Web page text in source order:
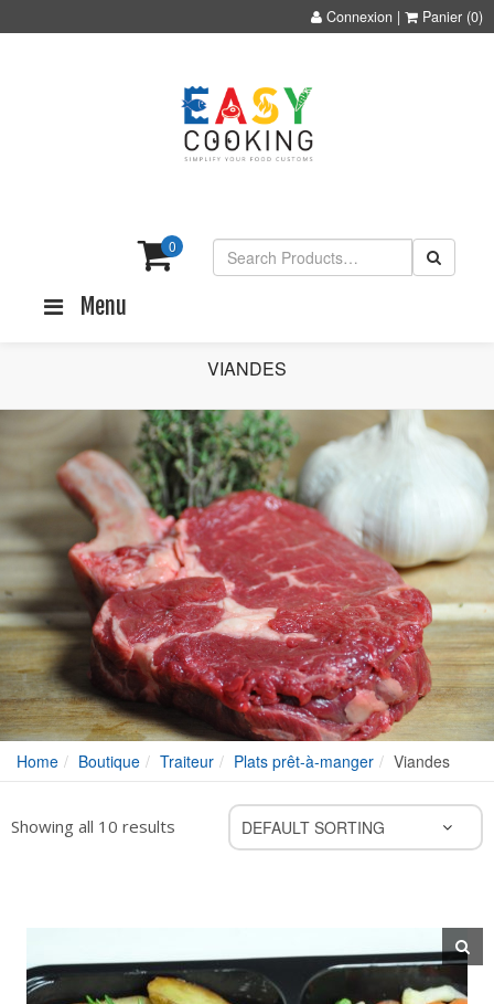
Connexion | Panier (0)
0
Menu
VIANDES
Home Boutique Traiteur Plats prêt-à-manger Viandes
Showing all 10 results